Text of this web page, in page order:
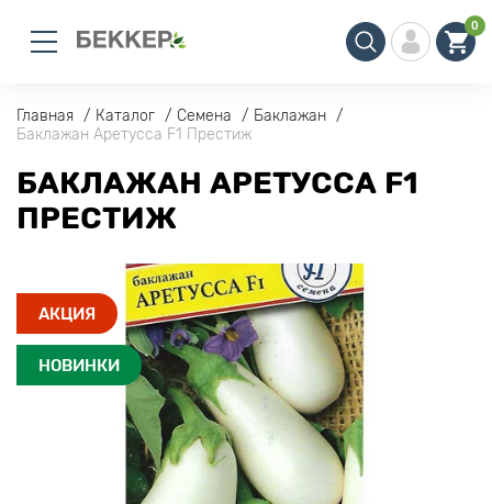
0
Главная Каталог Семена
Баклажан
Баклажан Аретусса F1 Престиж
БАКЛАЖАН АРЕТУССА F1
ПРЕСТИЖ
АКЦИЯ
НОВИНКИ